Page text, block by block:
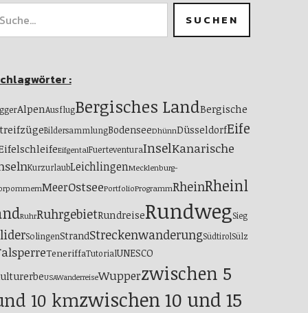
:
AlpenAusflugBergisches LandBergische
BildersammlungBodenseeDhünnDüsseldorfEife
EifgentalFuerteventuraInselKanarische
KurzurlaubLeichlingenMecklenburg-
MeerOstseePortfolioProgrammRheinRheinl
RuhrRuhrgebietRundreiseRundwegSieg
SolingenStrandStreckenwanderungSüdtirolSülz
TeneriffaTutorialUNESCO
USAWanderreiseWupperzwischen 5
10 kmzwischen 10 und 15